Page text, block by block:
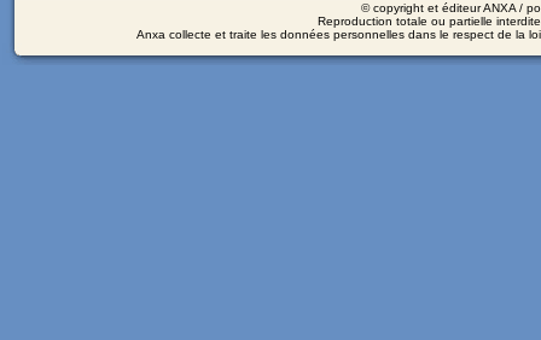
© copyright et éditeur ANXA /
Reproduction totale ou partielle
Anxa collecte et traite les données personnelles dans le respect de la